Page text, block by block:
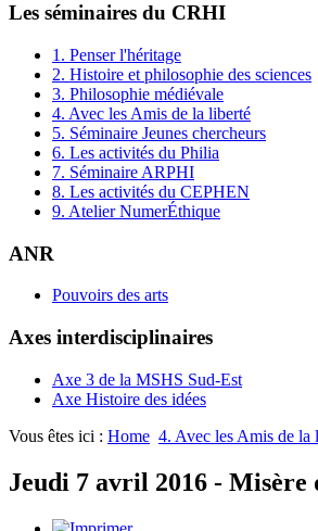
Les séminaires du CRHI
1. Penser l'héritage
2. Histoire et philosophie des sciences
3. Philosophie médiévale
4. Avec les Amis de la liberté
5. Séminaire Jeunes chercheurs
6. Les activités du Philia
7. Séminaire ARPHI
8. Les activités du CEPHEN
9. Atelier NumerÉthique
ANR
Pouvoirs des arts
Axes interdisciplinaires
Axe 3 de la MSHS Sud-Est
Axe Histoire des idées
Vous êtes ici : Home 4. Avec les Amis de la
Jeudi 7 avril 2016 - Misère